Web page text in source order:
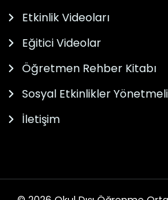
Etkinlik Videoları
Eğitici Videolar
Öğretmen Rehber Kitabı
Sosyal Etkinlikler
İletişim